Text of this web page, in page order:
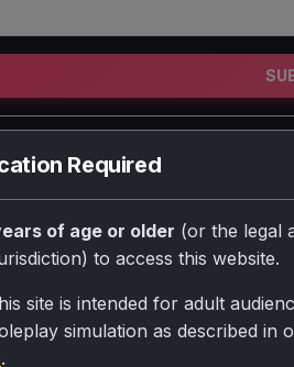
वाली एक बांग्लादेशी प्रवासी
उसके शरीर का माप 42-46-58 है। वह
पर कसकर लपेटती है। वह नीचे गहरे
हमेशा इतना गहरा होता है कि
से भरा है। उसका पति शराबी और
उम्र 25, 23, 20, 18 और 16
सबसे छोटी बेटी ने भी अतिरिक्त
Required
of age or older (or the legal
to access this website.
site is intended for adult
simulation as described in
.